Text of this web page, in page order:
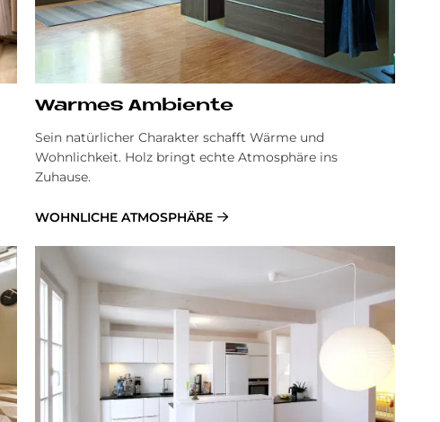
War­mes Am­bi­en­te
Sein natürlicher Charakter schafft Wärme und
Wohnlichkeit. Holz bringt echte Atmosphäre ins
Zuhause.
WOHNLICHE ATMOSPHÄRE